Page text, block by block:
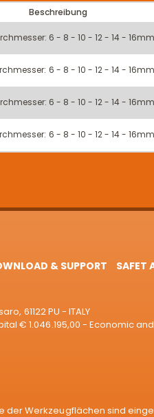
Beschreibung
6 - 8 - 10 - 12 - 14 - 16mm
6 - 8 - 10 - 12 - 14 - 16mm
6 - 8 - 10 - 12 - 14 - 16mm
6 - 8 - 10 - 12 - 14 - 16mm
& SUPPORT SAFET
61122 PU - ITALY
€ 1.046.195,00 - Economic
der Werkzeugflächen sind